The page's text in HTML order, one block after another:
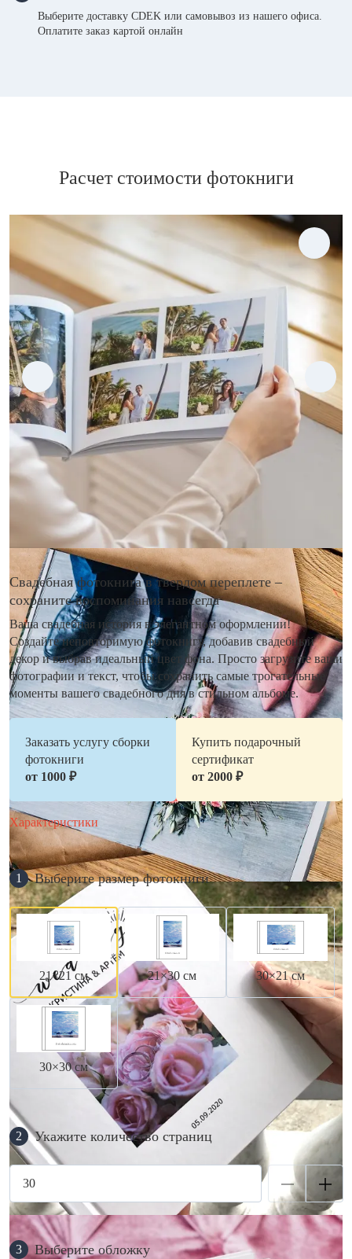
Выберите доставку CDEK или самовывоз из нашего офиса.
Оплатите заказ картой онлайн
Расчет стоимости фотокниги
Свадебная фотокнига в твердом переплете –
сохраните воспоминания навсегда
Ваша свадебная история в элегантном оформлении!
Создайте неповторимую фотокнигу, добавив свадебный
декор и выбрав идеальный цвет фона. Просто загрузите ваши
фотографии и текст, чтобы сохранить самые трогательные
моменты вашего свадебного дня в стильном альбоме.
Заказать услугу сборки
фотокниги
от 1000 ₽
Купить подарочный
сертификат
от 2000 ₽
Характеристики
1 Выберите размер фотокниги
21×21 см 21×30 см 30×21 см
30×30 см
2 Укажите количество страниц
3 Выберите обложку